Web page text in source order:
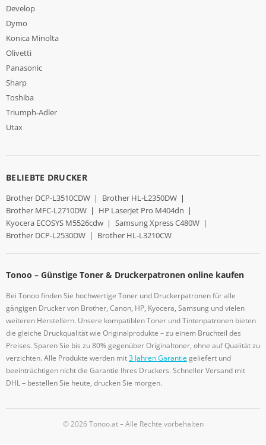
Develop
Dymo
Konica Minolta
Olivetti
Panasonic
Sharp
Toshiba
Triumph-Adler
Utax
BELIEBTE DRUCKER
Brother DCP-L3510CDW | Brother HL-L2350DW |
Brother MFC-L2710DW | HP LaserJet Pro M404dn |
Kyocera ECOSYS M5526cdw | Samsung Xpress C480W |
Brother DCP-L2530DW | Brother HL-L3210CW
Tonoo – Günstige Toner & Druckerpatronen online kaufen
Bei Tonoo finden Sie hochwertige Toner und Druckerpatronen für alle
gängigen Drucker von Brother, Canon, HP, Kyocera, Samsung und vielen
weiteren Herstellern. Unsere kompatiblen Toner und Tintenpatronen bieten
die gleiche Druckqualität wie Originalprodukte – zu einem Bruchteil des
Preises. Sparen Sie bis zu 80% gegenüber Originaltoner, ohne auf Qualität zu
verzichten. Alle Produkte werden mit3 Jahren Garantiegeliefert und
beeinträchtigen nicht die Garantie Ihres Druckers. Schneller Versand mit
DHL – bestellen Sie heute, drucken Sie morgen.
© 2026 Tonoo.at – Alle Rechte vorbehalten